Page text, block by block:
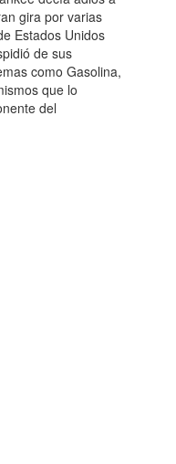
gira por varias
Estados Unidos
de sus
como Gasolina,
que lo
del